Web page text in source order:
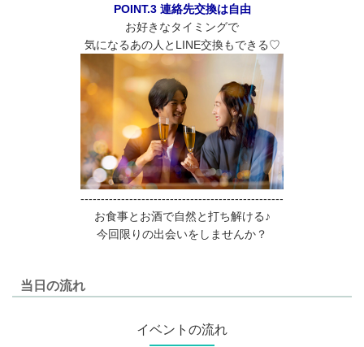
POINT.3 連絡先交換は自由
お好きなタイミングで
気になるあの人とLINE交換もできる♡
--------------------------------------------------
お食事とお酒で自然と打ち解ける♪
今回限りの出会いをしませんか？
当日の流れ
イベントの流れ